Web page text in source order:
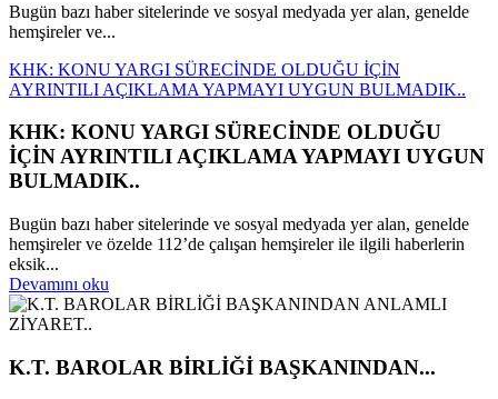
Bugün bazı haber sitelerinde ve sosyal medyada yer alan, genelde
hemşireler ve...
KHK: KONU YARGI SÜRECİNDE OLDUĞU İÇİN
AYRINTILI AÇIKLAMA YAPMAYI UYGUN BULMADIK..
KHK: KONU YARGI SÜRECİNDE OLDUĞU
İÇİN AYRINTILI AÇIKLAMA YAPMAYI UYGUN
BULMADIK..
Bugün bazı haber sitelerinde ve sosyal medyada yer alan, genelde
hemşireler ve özelde 112’de çalışan hemşireler ile ilgili haberlerin
eksik...
Devamını oku
K.T. BAROLAR BİRLİĞİ BAŞKANINDAN...